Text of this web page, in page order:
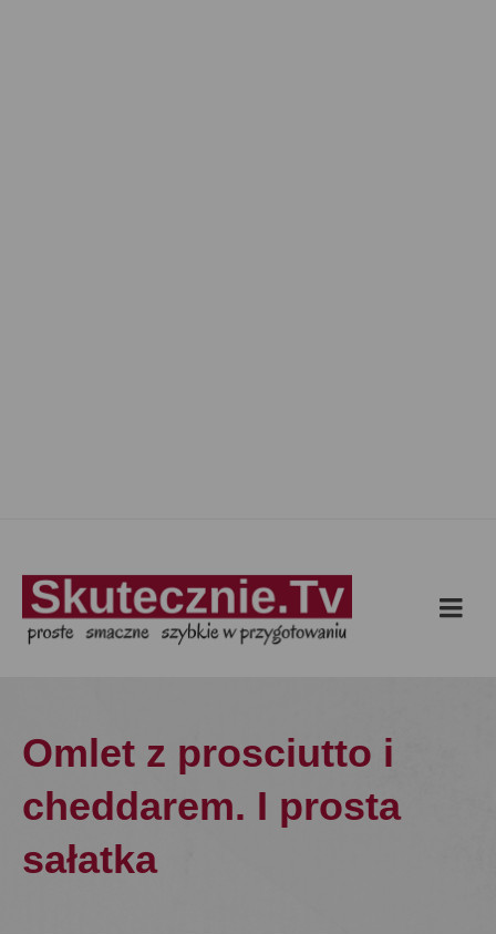
Omlet z prosciutto i
cheddarem. I prosta
sałatka